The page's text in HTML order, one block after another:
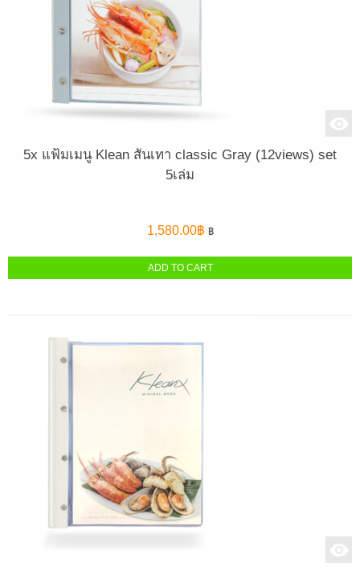
5x แฟ้มเมนู Klean สันเทา classic Gray (12views) set
5เล่ม
1,580.00฿ ฿
ADD TO CART